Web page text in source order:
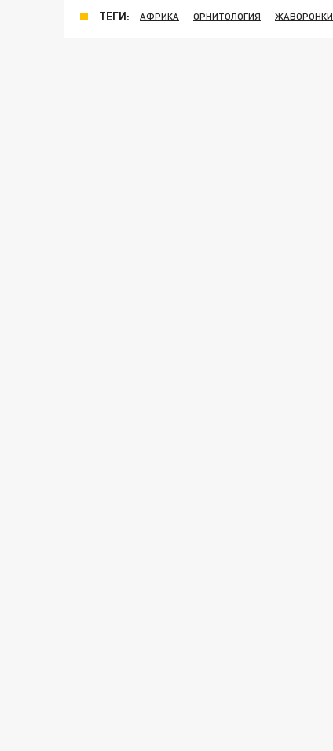
ТЕГИ: АФРИКА ОРНИТОЛОГИЯ ЖАВОРОНКИ